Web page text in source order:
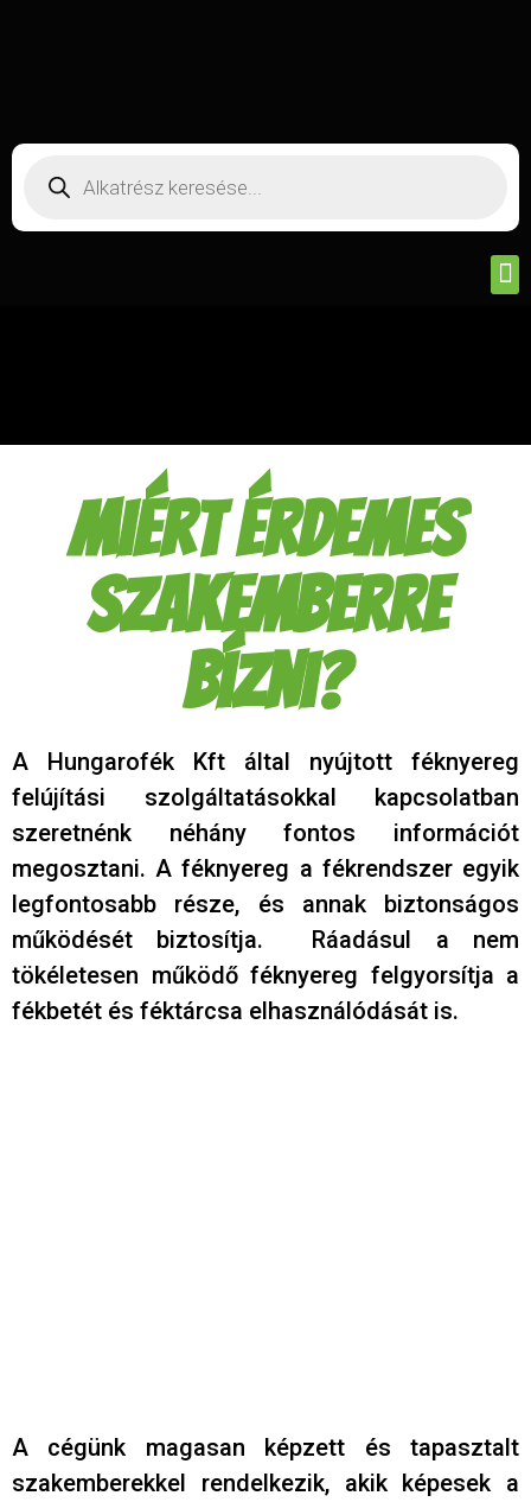
Féknyereg
felújítás
Miért érdemes
szakemberre
bízni?
A Hungarofék Kft által nyújtott féknyereg
felújítási szolgáltatásokkal kapcsolatban
szeretnénk néhány fontos információt
megosztani. A féknyereg a fékrendszer egyik
legfontosabb része, és annak biztonságos
működését biztosítja. Ráadásul a nem
tökéletesen működő féknyereg felgyorsítja a
fékbetét és féktárcsa elhasználódását is.
A cégünk magasan képzett és tapasztalt
szakemberekkel rendelkezik, akik képesek a